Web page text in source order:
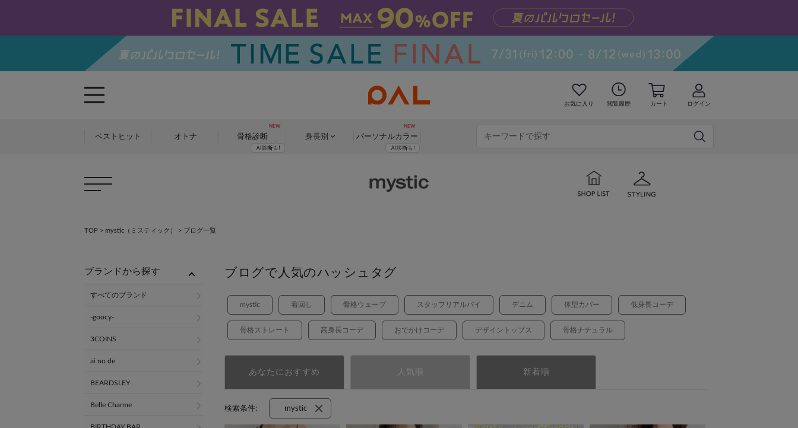
お気に入り 閲覧履歴 カート ログイン
ベストヒット オトナ 骨格診断 身長別 パーソナルカラー
TOP > mystic（ミスティック） > ブログ一覧
ブログで人気のハッシュタグ
mystic 着回し 骨格ウェーブ スタッフリアルバイ デニム 体型カバー 低身長コーデ
骨格ストレート 高身長コーデ おでかけコーデ デザイントップス 骨格ナチュラル
あなたにおすすめ 人気順 新着順
検索条件: mystic
ブランドから探す
すべてのブランド
-goocy-
3COINS
ai no de
BEARDSLEY
Belle Charme